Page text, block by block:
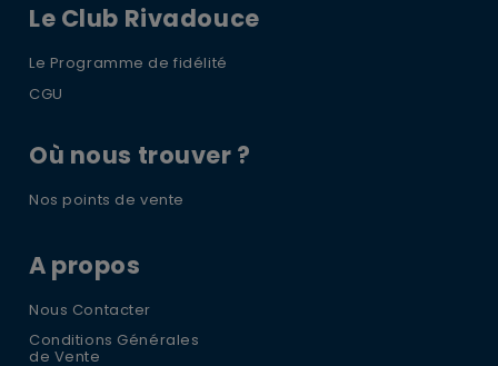
Le Club Rivadouce
Le Programme de fidélité
CGU
Où nous trouver ?
Nos points de vente
A propos
Nous Contacter
Conditions Générales
de Vente